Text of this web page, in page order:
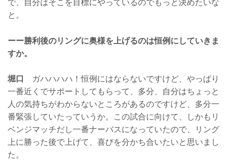
で、自分はそこを目標にやっているのでもっと決めたいな
と。
ーー勝利後のリングに奥様を上げるのは恒例にしていきま
すか。
堀口
ガハハハハ！恒例にはならないですけど、やっぱり
一番近くでサポートしてもらって、多分、自分はちょっと
人の気持ちがわからないところがあるのですけど、多分一
番緊張していたっていうか。この試合に向けて、しかもリ
ベンジマッチだし一番ナーバスになっていたので、リング
上に勝った後で上げて、喜びを分かち合いたいと思いまし
た。